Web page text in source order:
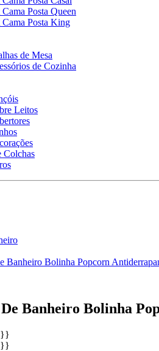
Posta Queen
Posta King
de Mesa
de Cozinha
Leitos
Colchas
Banheiro Bolinha Popcorn
Banheiro Bolinha
}}
}}